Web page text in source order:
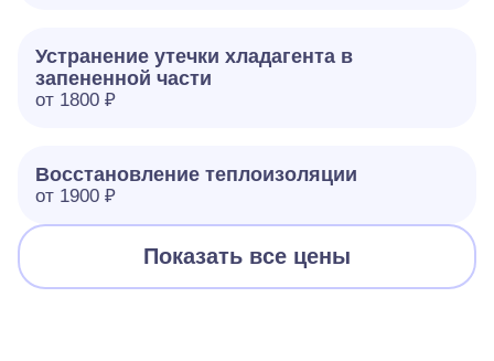
Устранение утечки хладагента в
запененной части
от 1800 ₽
Восстановление теплоизоляции
от 1900 ₽
Показать все цены